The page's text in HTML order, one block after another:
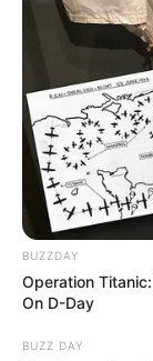
รู้ที่มาที่ไปและควา
BUZZDAY
Operation
On D-Day
BUZZ DAY